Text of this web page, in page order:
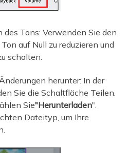
Tons: Verwenden Sie den
auf Null zu reduzieren und
schalten.
herunter: In der
Sie die Schaltfläche Teilen.
Sie"Herunterladen".
Dateityp, um Ihre